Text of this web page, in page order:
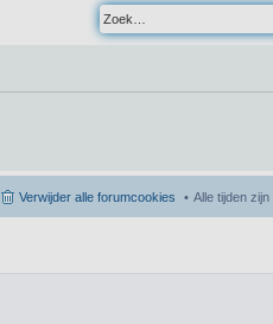
Alle tijden zijn
Verwijder alle forumcookies